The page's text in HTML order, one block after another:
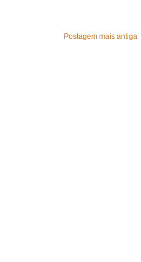
Postagem mais antiga